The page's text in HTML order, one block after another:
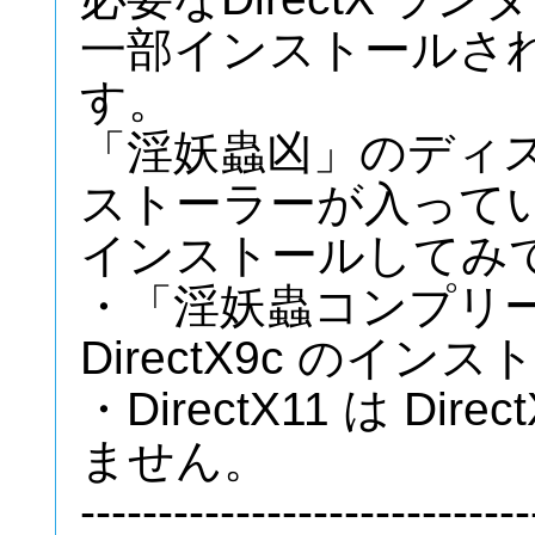
一部インストールさ
す。
「淫妖蟲凶」のデ
ストーラーが入って
インストールしてみ
・「淫妖蟲コンプ
DirectX9c のインス
・DirectX11 は
ません。